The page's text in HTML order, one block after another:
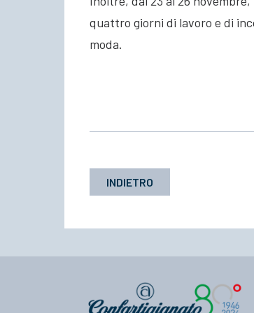
quattro giorni di lavoro e di
moda.
INDIETRO